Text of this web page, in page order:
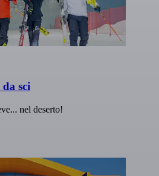
sci
nel deserto!